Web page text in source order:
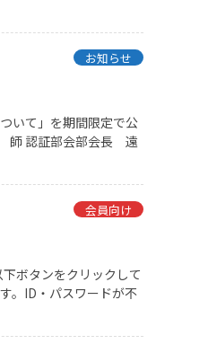
お知らせ
いて」を期間限定で公
師 認証部会部会長 遠
会員向け
ボタンをクリックして
。ID・パスワードが不